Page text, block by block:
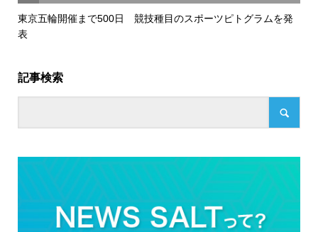
東京五輪開催まで500日 競技種目のスポーツピトグラムを発
表
記事検索